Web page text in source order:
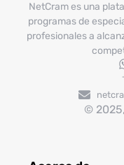
NetCram es una
programas de
profesionales a
©